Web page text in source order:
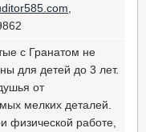
с Гранатом не
для детей до 3 лет.
от
мелких деталей.
физической работе,